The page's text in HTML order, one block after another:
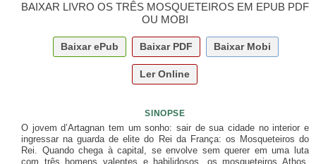
BAIXAR LIVRO OS TRÊS MOSQUETEIROS EM EPUB PDF
OU MOBI
Baixar ePub Baixar PDF Baixar Mobi
Ler Online
SINOPSE
O jovem d’Artagnan tem um sonho: sair de sua cidade no interior e
ingressar na guarda de elite do Rei da França: os Mosqueteiros do
Rei. Quando chega à capital, se envolve sem querer em uma luta
com três homens valentes e habilidosos, os mosqueteiros Athos,